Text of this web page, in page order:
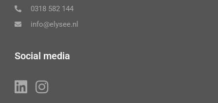
0318 582 144
info@elysee.nl
Social media